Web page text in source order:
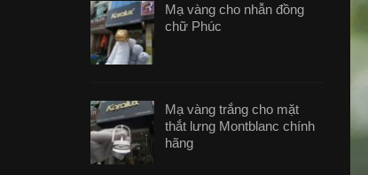
Mạ vàng cho nhẫn đồng
chữ Phúc
Mạ vàng trắng cho mặt
thắt lưng Montblanc chính
hãng